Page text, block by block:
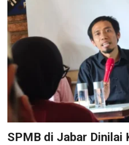
SPMB di Jabar Dinilai